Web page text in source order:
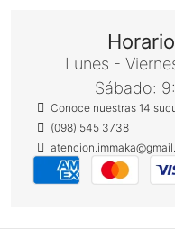
Lunes -
Sábado:
Conoce nuestras 14
(098) 545 3738